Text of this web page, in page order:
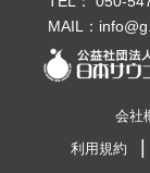
MAIL：
会社
利用規約